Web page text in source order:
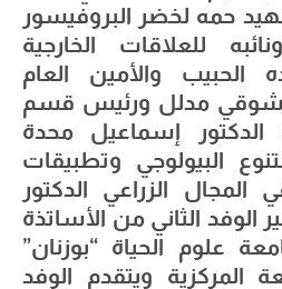
حمه لخضر البروفيسور
للعلاقات الخارجية
الحبيب والأمين العام
شوقي مدلل ورئيس قسم
الدكتور إسماعيل محدة
البيولوجي وتطبيقات
المجال الزراعي الدكتور
الوفد الثاني من الأساتذة
علوم الحياة “بوزنان”
المركزية ويتقدم الوفد